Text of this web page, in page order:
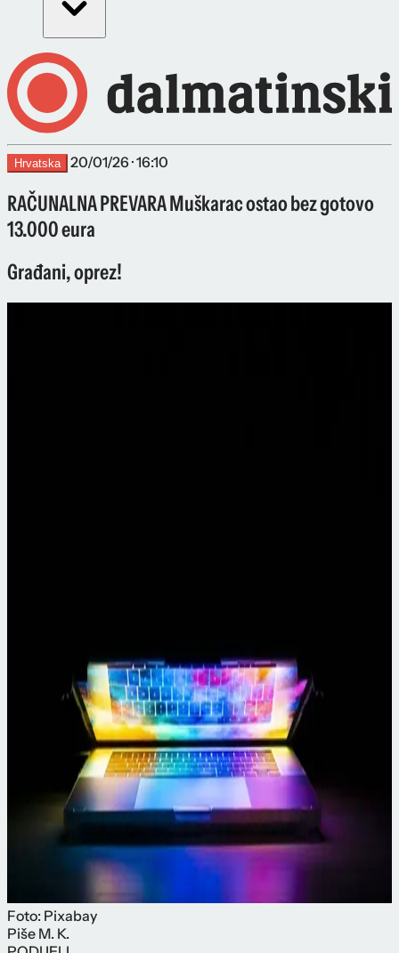
Hrvatska 20/01/26 · 16:10
RAČUNALNA PREVARA Muškarac ostao bez gotovo
13.000 eura
Građani, oprez!
Foto: Pixabay
Piše M. K.